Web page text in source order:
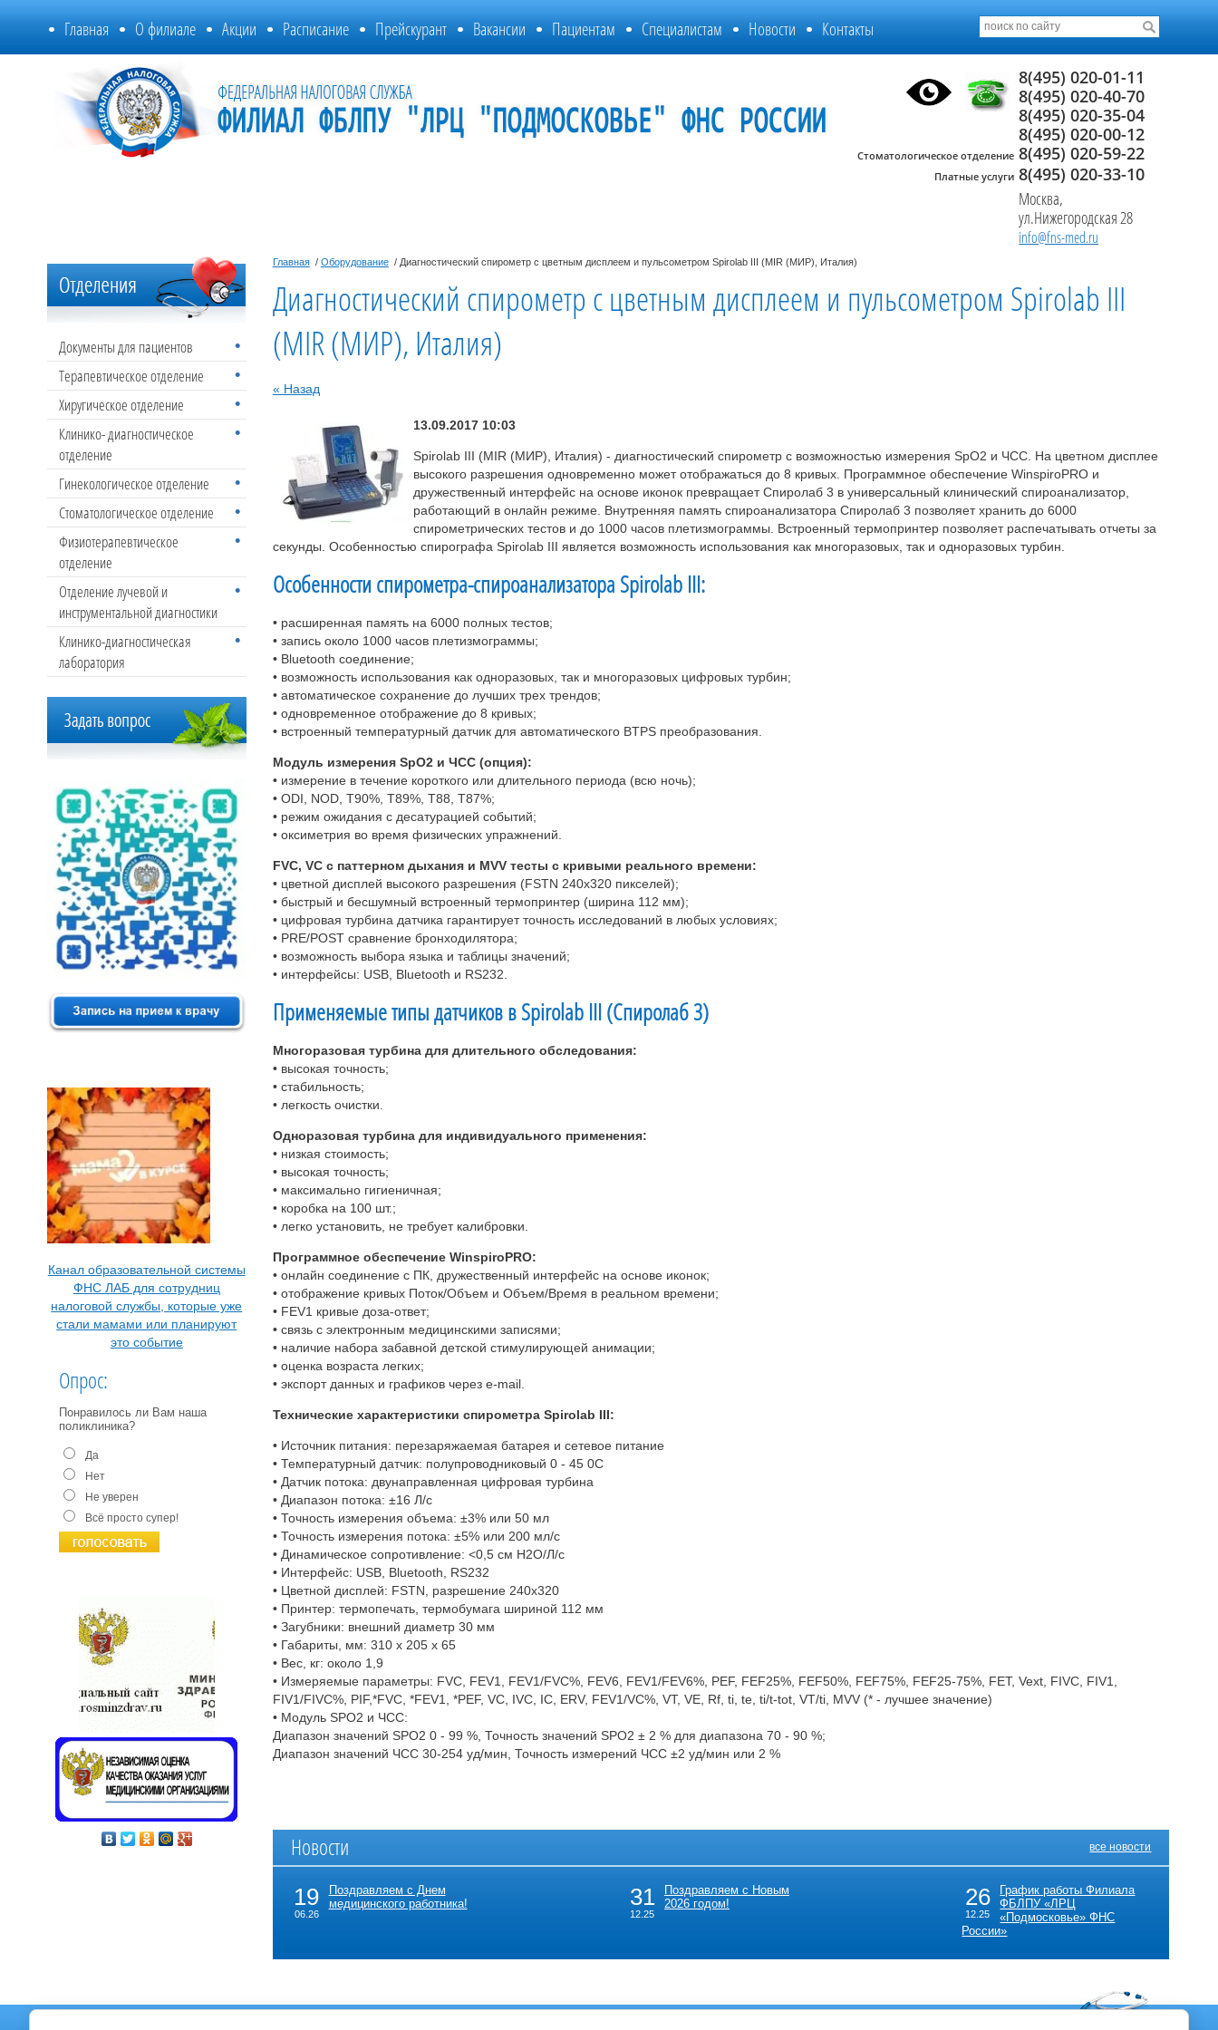
Главная О филиале Акции Расписание Прейскурант Вакансии Пациентам Специалистам Новости Контакты
8(495) 020-01-11
8(495) 020-40-70
8(495) 020-35-04
8(495) 020-00-12
Стоматологическое отделение 8(495) 020-59-22
Платные услуги 8(495) 020-33-10
Москва,
ул.Нижегородская 28
info@fns-med.ru
Главная/ Оборудование/ Диагностический спирометр с цветным дисплеем и пульсометром Spirolab III (MIR (МИР), Италия)
Диагностический спирометр с цветным дисплеем и пульсометром Spirolab III
(MIR (МИР), Италия)
« Назад
13.09.2017 10:03
Spirolab III (MIR (МИР), Италия) - диагностический спирометр с возможностью измерения SpO2 и ЧСС. На цветном дисплее
высокого разрешения одновременно может отображаться до 8 кривых. Программное обеспечение WinspiroPRO и
дружественный интерфейс на основе иконок превращает Спиролаб 3 в универсальный клинический спироанализатор,
работающий в онлайн режиме. Внутренняя память спироанализатора Спиролаб 3 позволяет хранить до 6000
спирометрических тестов и до 1000 часов плетизмограммы. Встроенный термопринтер позволяет распечатывать отчеты за
секунды. Особенностью спирографа Spirolab III является возможность использования как многоразовых, так и одноразовых турбин.
Особенности спирометра-спироанализатора Spirolab III:
• расширенная память на 6000 полных тестов;
• запись около 1000 часов плетизмограммы;
• Bluetooth соединение;
• возможность использования как одноразовых, так и многоразовых цифровых турбин;
• автоматическое сохранение до лучших трех трендов;
• одновременное отображение до 8 кривых;
• встроенный температурный датчик для автоматического BTPS преобразования.
Модуль измерения SpO2 и ЧСС (опция):
• измерение в течение короткого или длительного периода (всю ночь);
• ODI, NOD, T90%, T89%, T88, T87%;
• режим ожидания с десатурацией событий;
• оксиметрия во время физических упражнений.
FVC, VC с паттерном дыхания и MVV тесты с кривыми реального времени:
• цветной дисплей высокого разрешения (FSTN 240x320 пикселей);
• быстрый и бесшумный встроенный термопринтер (ширина 112 мм);
• цифровая турбина датчика гарантирует точность исследований в любых условиях;
• PRE/POST сравнение бронходилятора;
• возможность выбора языка и таблицы значений;
• интерфейсы: USB, Bluetooth и RS232.
Применяемые типы дaтчиков в Spirolab III (Спиролаб 3)
Многоразовая турбина для длительного обследования:
• высокая точность;
• стабильность;
• легкость очистки.
Одноразовая турбина для индивидуального применения:
• низкая стоимость;
• высокая точность;
• максимально гигиеничная;
• коробка на 100 шт.;
• легко установить, не требует калибровки.
Программное обеспечение WinspiroPRO:
• онлайн соединение с ПК, дружественный интерфейс на основе иконок;
• отображение кривых Поток/Объем и Объем/Время в реальном времени;
• FEV1 кривые доза-ответ;
• связь с электронным медицинскими записями;
• наличие набора забавной детской стимулирующей анимации;
• оценка возраста легких;
• экспорт данных и графиков через e-mail.
Технические характеристики спирометра Spirolab III:
• Источник питания: перезаряжаемая батарея и сетевое питание
• Температурный датчик: полупроводниковый 0 - 45 0С
• Датчик потока: двунаправленная цифровая турбина
• Диапазон потока: ±16 Л/с
• Точность измерения объема: ±3% или 50 мл
• Точность измерения потока: ±5% или 200 мл/с
• Динамическое сопротивление: <0,5 см H2O/Л/с
• Интерфейс: USB, Bluetooth, RS232
• Цветной дисплей: FSTN, разрешение 240x320
• Принтер: термопечать, термобумага шириной 112 мм
• Загубники: внешний диаметр 30 мм
• Габариты, мм: 310 x 205 x 65
• Вес, кг: около 1,9
• Измеряемые параметры: FVC, FEV1, FEV1/FVC%, FEV6, FEV1/FEV6%, PEF, FEF25%, FEF50%, FEF75%, FEF25-75%, FET, Vext, FIVC, FIV1,
FIV1/FIVC%, PIF,*FVC, *FEV1, *PEF, VC, IVC, IC, ERV, FEV1/VC%, VT, VE, Rf, ti, te, ti/t-tot, VT/ti, MVV (* - лучшее значение)
• Модуль SPO2 и ЧСС:
Диапазон значений SPO2 0 - 99 %, Точность значений SPO2 ± 2 % для диапазона 70 - 90 %;
Диапазон значений ЧСС 30-254 уд/мин, Точность измерений ЧСС ±2 уд/мин или 2 %
Новости все новости
19
06.26
Поздравляем с Днем
медицинского работника!
31
12.25
Поздравляем с Новым
2026 годом!
26
12.25
График работы Филиала
ФБЛПУ «ЛРЦ
«Подмосковье» ФНС
России»
Документы для пациентов
Терапевтическое отделение
Хиругическое отделение
Клинико- диагностическое
отделение
Гинекологическое отделение
Стоматологическое отделение
Физиотерапевтическое
отделение
Отделение лучевой и
инструментальной диагностики
Клинико-диагностическая
лаборатория
Канал образовательной системы
ФНС ЛАБ для сотрудниц
налоговой службы, которые уже
стали мамами или планируют
это событие
Опрос:
Понравилось ли Вам наша
поликлиника?
Да
Нет
Не уверен
Всё просто супер!